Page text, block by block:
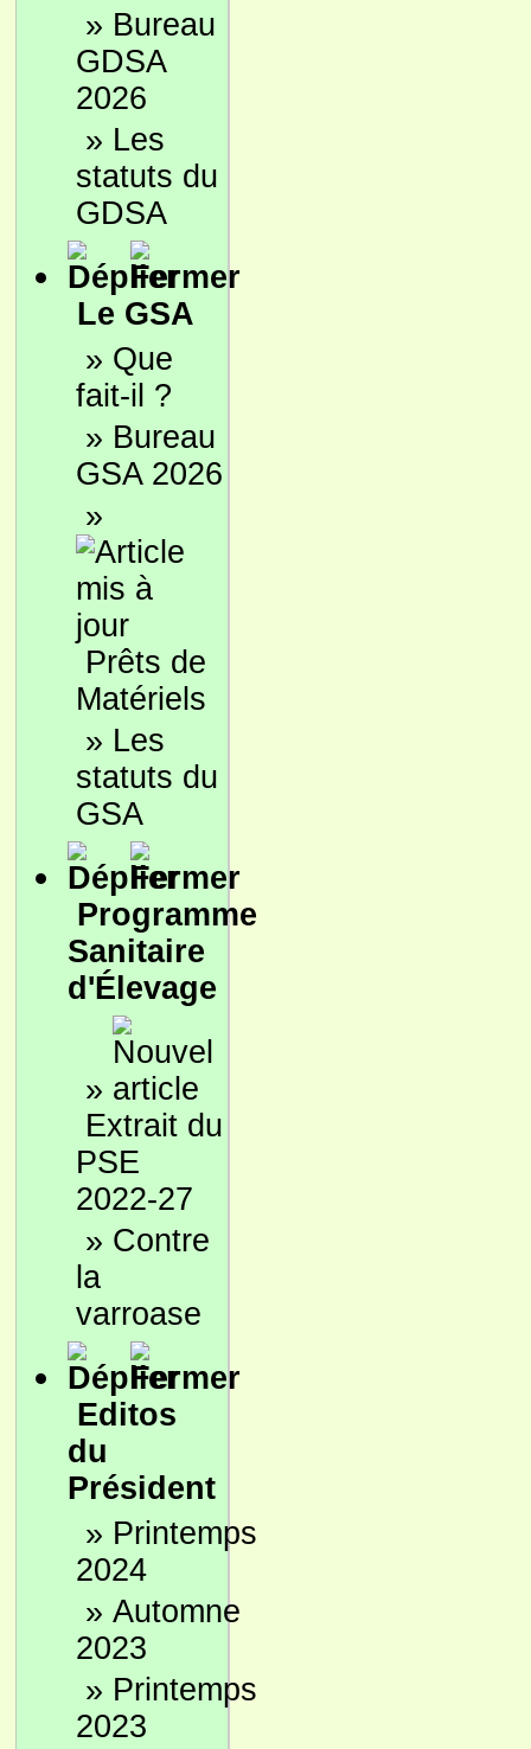
» Bureau
GDSA
2026
» Les
statuts du
GDSA
Le GSA
» Que
fait-il ?
» Bureau
GSA 2026
»
Prêts de
Matériels
» Les
statuts du
GSA
Programme
Sanitaire
d'Élevage
»
Extrait du
PSE
2022-27
» Contre
la
varroase
Editos
du
Président
» Printemps
2024
» Automne
2023
» Printemps
2023